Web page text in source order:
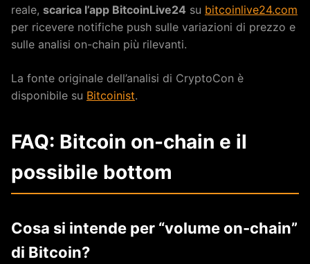
reale, scarica l’app BitcoinLive24 su bitcoinlive24.com
per ricevere notifiche push sulle variazioni di prezzo e
sulle analisi on-chain più rilevanti.
La fonte originale dell’analisi di CryptoCon è
disponibile su Bitcoinist.
FAQ: Bitcoin on-chain e il
possibile bottom
Cosa si intende per “volume on-chain”
di Bitcoin?